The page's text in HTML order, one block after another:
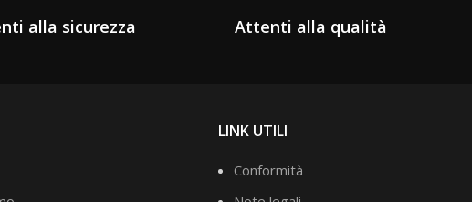
alla sicurezza Attenti alla qualità
LINK UTILI
Conformità